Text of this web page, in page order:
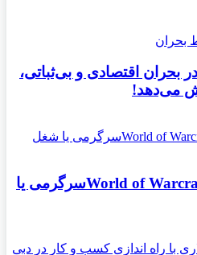
بحران اقتصادی و بی‌ثباتی،
می‌دهد!
درآمدزایی از بازی World of Warcraftسرگرمی یا